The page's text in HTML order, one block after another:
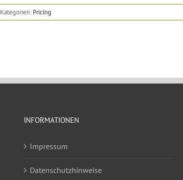
Kategorien: Pricing
INFORMATIONEN
Impressum
Datenschutzhinweise